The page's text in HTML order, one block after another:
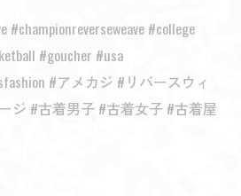
#championreverseweave #college
#goucher #usa
#アメカジ #リバースウィ
ジ #古着男子 #古着女子 #古着屋